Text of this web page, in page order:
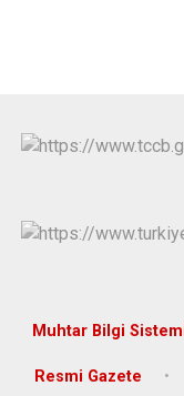
Muhtar Bilgi
Resmi Gazete